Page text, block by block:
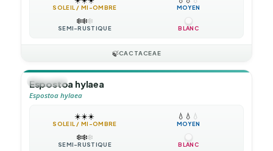
SOLEIL / MI-OMBRE MOYEN
❄️❄️❄️
SEMI-RUSTIQUE BLANC
🍃CACTACEAE
🪴VIVACE
Espostoa hylaea
Espostoa hylaea
☀️☀️☀️
SOLEIL / MI-OMBRE
💧 💧 💧
MOYEN
❄️❄️❄️
SEMI-RUSTIQUE BLANC